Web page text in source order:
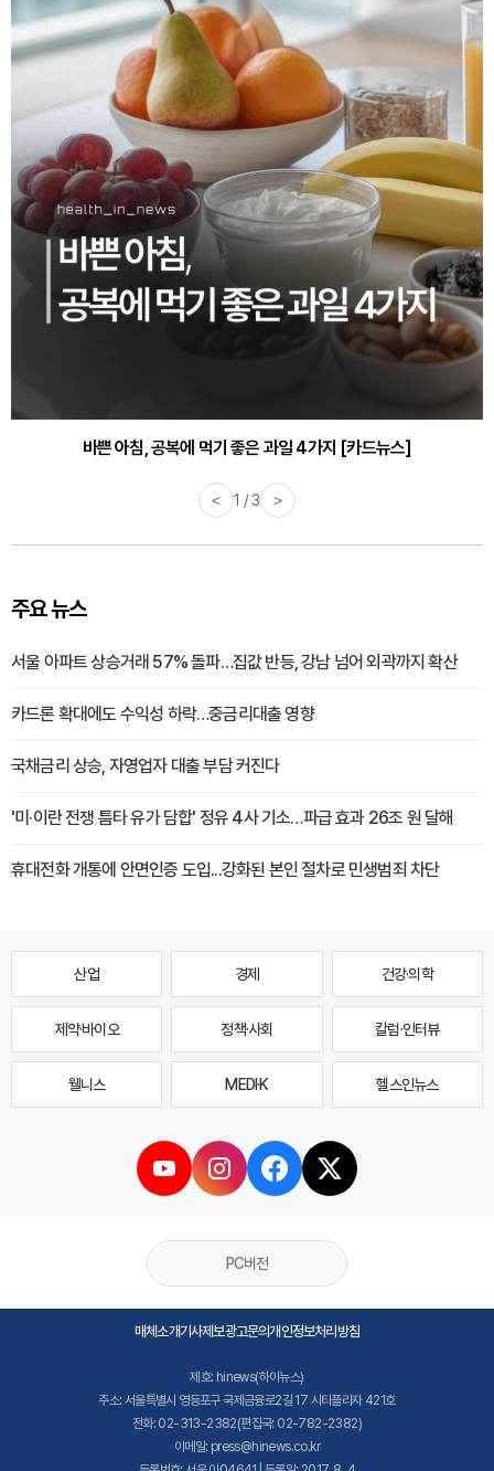
바쁜 아침, 공복에 먹기 좋은 과일 4가지 [카드뉴스]
< 1 / 3 >
주요 뉴스
서울 아파트 상승거래 57% 돌파…집값 반등, 강남 넘어 외곽까지 확산
카드론 확대에도 수익성 하락…중금리대출 영향
국채금리 상승, 자영업자 대출 부담 커진다
'미·이란 전쟁 틈타 유가 담합' 정유 4사 기소…파급 효과 26조 원 달해
휴대전화 개통에 안면인증 도입...강화된 본인 절차로 민생범죄 차단
산업 경제 건강·의학
제약·바이오 정책·사회 칼럼·인터뷰
웰니스 MEDI·K 헬스인뉴스
PC버전
매체소개기사제보광고문의개인정보처리방침
제호: hinews(하이뉴스)
주소: 서울특별시 영등포구 국제금융로2길 17 시티플라자 421호
전화: 02-313-2382(편집국: 02-782-2382)
이메일: press@hinews.co.kr